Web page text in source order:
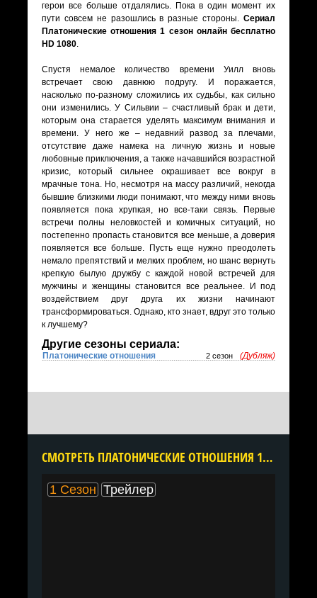
герои все больше отдалялись. Пока в один момент их
пути совсем не разошлись в разные стороны. Сериал
Платонические отношения 1 сезон онлайн бесплатно
HD 1080.
Спустя немалое количество времени Уилл вновь
встречает свою давнюю подругу. И поражается,
насколько по-разному сложились их судьбы, как сильно
они изменились. У Сильвии – счастливый брак и дети,
которым она старается уделять максимум внимания и
времени. У него же – недавний развод за плечами,
отсутствие даже намека на личную жизнь и новые
любовные приключения, а также начавшийся возрастной
кризис, который сильнее окрашивает все вокруг в
мрачные тона. Но, несмотря на массу различий, некогда
бывшие близкими люди понимают, что между ними вновь
появляется пока хрупкая, но все-таки связь. Первые
встречи полны неловкостей и комичных ситуаций, но
постепенно пропасть становится все меньше, а доверия
появляется все больше. Пусть еще нужно преодолеть
немало препятствий и мелких проблем, но шанс вернуть
крепкую былую дружбу с каждой новой встречей для
мужчины и женщины становится все реальнее. И под
воздействием друг друга их жизни начинают
трансформироваться. Однако, кто знает, вдруг это только
к лучшему?
Другие сезоны сериала:
Платонические отношения 2 сезон (Дубляж)
CМОТРЕТЬ ПЛАТОНИЧЕСКИЕ ОТНОШЕНИЯ 1 СЕЗОН ОНЛАЙН В ХОРОШЕМ КАЧЕСТВЕ ВСЕ СЕРИИ ПОДРЯД БЕСПЛАТНО
1 Сезон Трейлер